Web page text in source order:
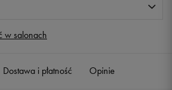
w salonach
Dostawa i płatność Opinie